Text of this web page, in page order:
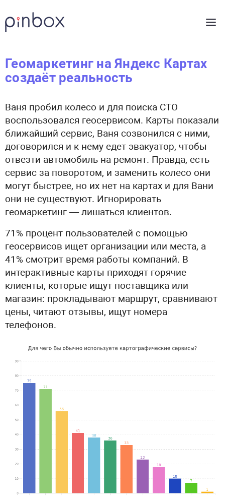
Геомаркетинг на Яндекс Картах
создаёт реальность
Ваня пробил колесо и для поиска СТО
воспользовался геосервисом. Карты показали
ближайший сервис, Ваня созвонился с ними,
договорился и к нему едет эвакуатор, чтобы
отвезти автомобиль на ремонт. Правда, есть
сервис за поворотом, и заменить колесо они
могут быстрее, но их нет на картах и для Вани
они не существуют. Игнорировать
геомаркетинг — лишаться клиентов.
71% процент пользователей с помощью
геосервисов ищет организации или места, а
41% смотрит время работы компаний. В
интерактивные карты приходят горячие
клиенты, которые ищут поставщика или
магазин: прокладывают маршрут, сравнивают
цены, читают отзывы, ищут номера
телефонов.